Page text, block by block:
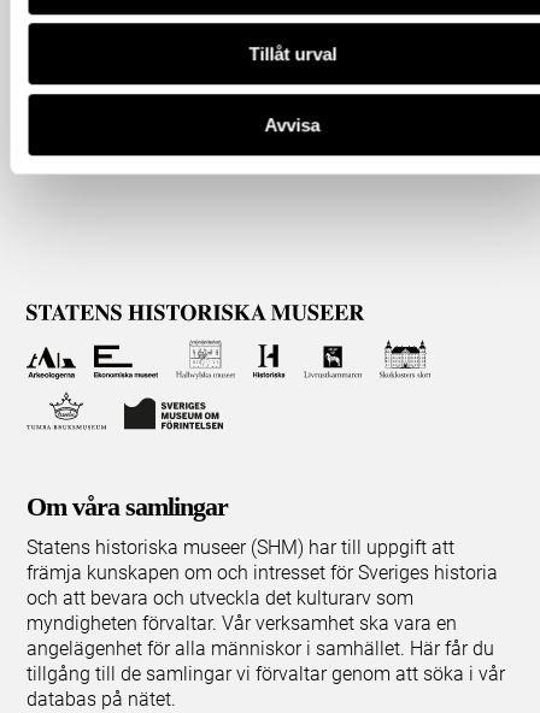
Tillåt urval
Avvisa
Om våra samlingar
Statens historiska museer (SHM) har till uppgift att
främja kunskapen om och intresset för Sveriges historia
och att bevara och utveckla det kulturarv som
myndigheten förvaltar. Vår verksamhet ska vara en
angelägenhet för alla människor i samhället. Här får du
tillgång till de samlingar vi förvaltar genom att söka i vår
databas på nätet.